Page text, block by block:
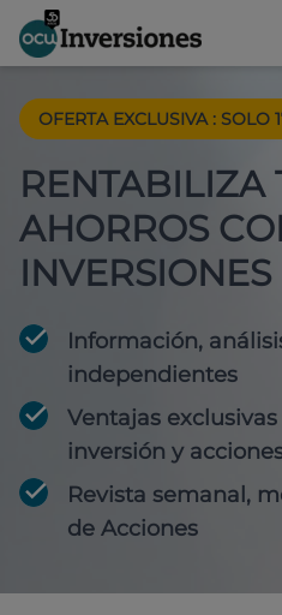
OFERTA EXCLUSIVA : SOLO
RENTABILIZA
AHORROS
INVERSIONES
Información,
independientes
Ventajas
inversión y
Revista semanal,
de Acciones